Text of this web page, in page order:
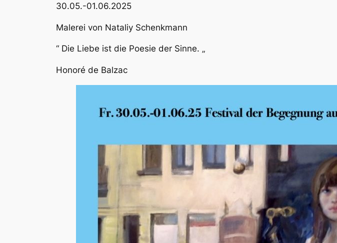
30.05.-01.06.2025
Malerei von Nataliy Schenkmann
“ Die Liebe ist die Poesie der Sinne. „
Honoré de Balzac